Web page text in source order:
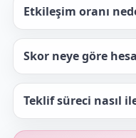
Etkileşim oranı
Skor neye göre
Teklif süreci nasıl